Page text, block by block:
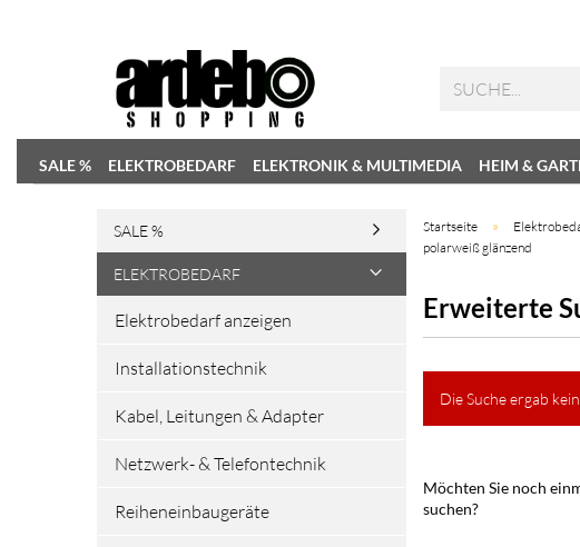
SALE % ELEKTROBEDARF ELEKTRONIK & MULTIMEDIA HEIM &
Startseite »
polarweiß glänzend
Erweiterte
Die Suche ergab
Möchten Sie noch
suchen?
SALE %
ELEKTROBEDARF
Elektrobedarf anzeigen
Installationstechnik
Kabel, Leitungen & Adapter
Netzwerk- & Telefontechnik
Reiheneinbaugeräte